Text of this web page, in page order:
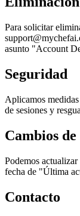
Para solicitar
asunto "Account
Seguridad
Aplicamos
de sesiones y
Cambios
Podemos
fecha de "Última
Contacto